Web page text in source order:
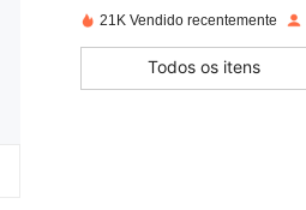
4,94
21K Vendido recentemente
Todos os itens